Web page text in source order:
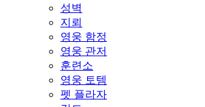
성벽
지뢰
영웅 함정
영웅 관저
훈련소
영웅 토템
펫 플라자